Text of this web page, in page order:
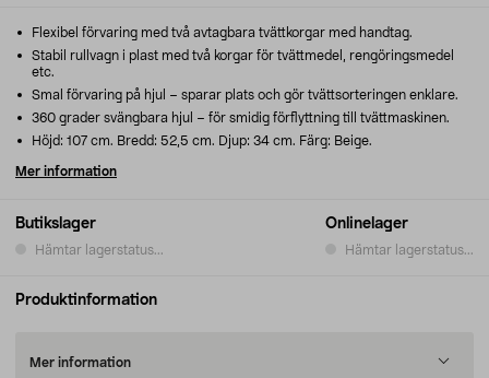
Butikslager
Hämtar lagerstatus...
Onlinelager
Hämtar lagerstatus...
Flexibel förvaring med två avtagbara tvättkorgar med handtag.
Stabil rullvagn i plast med två korgar för tvättmedel, rengöringsmedel
etc.
Smal förvaring på hjul – sparar plats och gör tvättsorteringen enklare.
360 grader svängbara hjul – för smidig förflyttning till tvättmaskinen.
Höjd: 107 cm. Bredd: 52,5 cm. Djup: 34 cm. Färg: Beige.
Mer information
Produktinformation
Mer information